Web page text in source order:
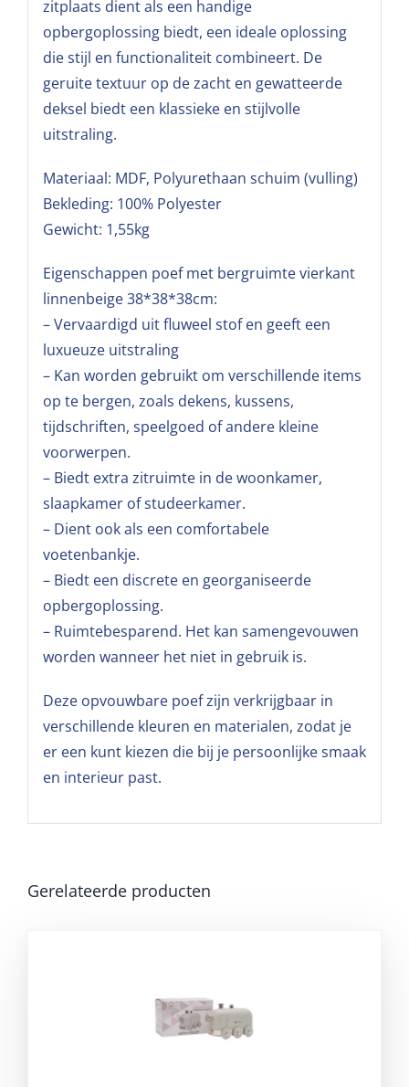
zitplaats dient als een handige
opbergoplossing biedt, een ideale oplossing
die stijl en functionaliteit combineert. De
geruite textuur op de zacht en gewatteerde
deksel biedt een klassieke en stijlvolle
uitstraling.
Materiaal: MDF, Polyurethaan schuim (vulling)
Bekleding: 100% Polyester
Gewicht: 1,55kg
Eigenschappen poef met bergruimte vierkant
linnenbeige 38*38*38cm:
– Vervaardigd uit fluweel stof en geeft een
luxueuze uitstraling
– Kan worden gebruikt om verschillende items
op te bergen, zoals dekens, kussens,
tijdschriften, speelgoed of andere kleine
voorwerpen.
– Biedt extra zitruimte in de woonkamer,
slaapkamer of studeerkamer.
– Dient ook als een comfortabele
voetenbankje.
– Biedt een discrete en georganiseerde
opbergoplossing.
– Ruimtebesparend. Het kan samengevouwen
worden wanneer het niet in gebruik is.
Deze opvouwbare poef zijn verkrijgbaar in
verschillende kleuren en materialen, zodat je
er een kunt kiezen die bij je persoonlijke smaak
en interieur past.
Gerelateerde producten